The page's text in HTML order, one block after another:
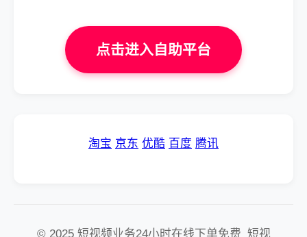
点击进入自助平台
淘宝 京东 优酷 百度 腾讯
© 2025 短视频业务24小时在线下单免费_短视